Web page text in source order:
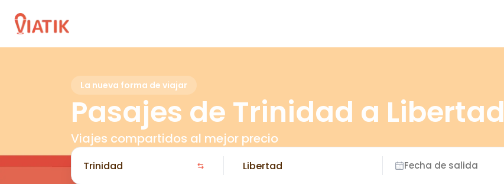
La nueva forma de viajar
Pasajes de Trinidad a Libertad
Viajes compartidos al mejor precio
Fecha de salida